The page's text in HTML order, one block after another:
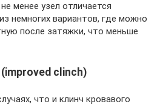
менее узел отличается
немногих вариантов, где можно
после затяжки, что меньше
clinch)
что и клинч кровавого